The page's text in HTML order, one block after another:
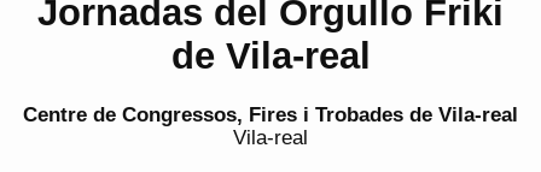
Jornadas del Orgullo Friki
de Vila-real
Centre de Congressos, Fires i Trobades de Vila-real
Vila-real